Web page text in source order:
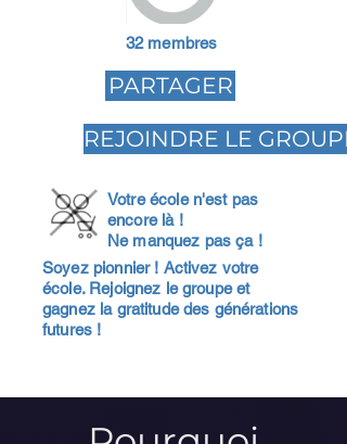
32 membres
PARTAGER
REJOINDRE LE GROUPE
Votre école n'est pas
encore là !
Ne manquez pas ça !
Soyez pionnier ! Activez votre
école. Rejoignez le groupe et
gagnez la gratitude des générations
futures !